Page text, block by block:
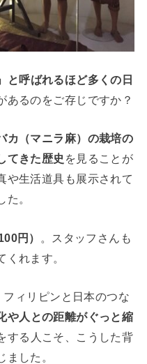
と呼ばれるほど多くの日
あるのをご存じですか？
カ（マニラ麻）の栽培の
てきた歴史 を見ることが
や生活道具も展示されて
。
円）
。スタッフさんも
れます。
フィリピンと日本のつな
や人との距離がぐっと縮
する人こそ、こうした背
した。